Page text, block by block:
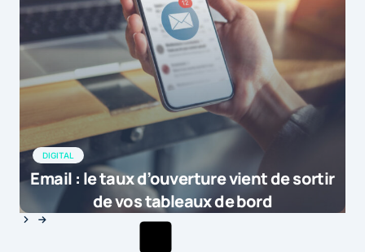
DIGITAL
Email : le taux d’ouverture vient de sortir
de vos tableaux de bord